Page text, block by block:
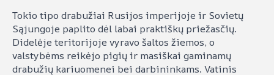
Tokio tipo drabužiai Rusijos imperijoje ir Sovietų
Sąjungoje paplito dėl labai praktiškų priežasčių.
Didelėje teritorijoje vyravo šaltos žiemos, o
valstybėms reikėjo pigių ir masiškai gaminamų
drabužių kariuomenei bei darbininkams. Vatinis